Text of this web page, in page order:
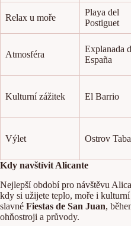
Relax u moře
Playa del
Postiguet
Atmosféra
Explanada
España
Kulturní zážitek El Barrio
Výlet Ostrov
Kdy navštívit Alicante
Nejlepší období pro návštěvu
kdy si užijete teplo, moře i
slavné Fiestas de San Juan,
ohňostroji a průvody.